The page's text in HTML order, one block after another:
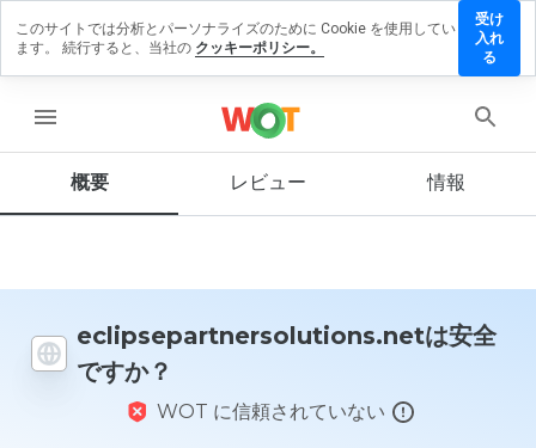
menu
概要 レビュー 情報
eclipsepartnersolutions.netは安全
ですか？
WOT に信頼されていない
を残す
ウェ
を1
間
で、
このサイトでは分析とパーソナライズのために Cookie を使用してい
ます。 続行すると、当社の クッキーポリシー。
受け
入れ
る